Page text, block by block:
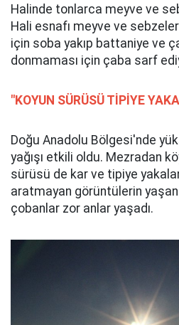
Halinde tonlarca meyve ve
Hali esnafı meyve ve
için soba yakıp battaniye ve
donmaması için çaba sarf
"KOYUN SÜRÜSÜ TİPİYE
Doğu Anadolu Bölgesi'nde
yağışı etkili oldu. Mezradan
sürüsü de kar ve tipiye
aratmayan görüntülerin
çobanlar zor anlar yaşadı.